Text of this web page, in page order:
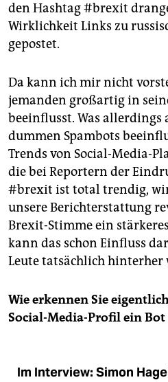
den Hashtag #brexit
Wirklichkeit Links zu
gepostet.
Da kann ich mir nicht
jemanden großartig in
beeinflusst. Was allerdings
dummen Spambots
Trends von Social-Media-
die bei Reportern der
#brexit ist total trendig,
unsere Berichterstattung
Brexit-Stimme ein
kann das schon Einfluss
Leute tatsächlich hinterher
Wie erkennen Sie
Social-Media-Profil ein Bot
Im Interview: Simon